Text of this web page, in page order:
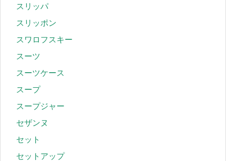
スリッパ
スリッポン
スワロフスキー
スーツ
スーツケース
スープ
スープジャー
セザンヌ
セット
セットアップ